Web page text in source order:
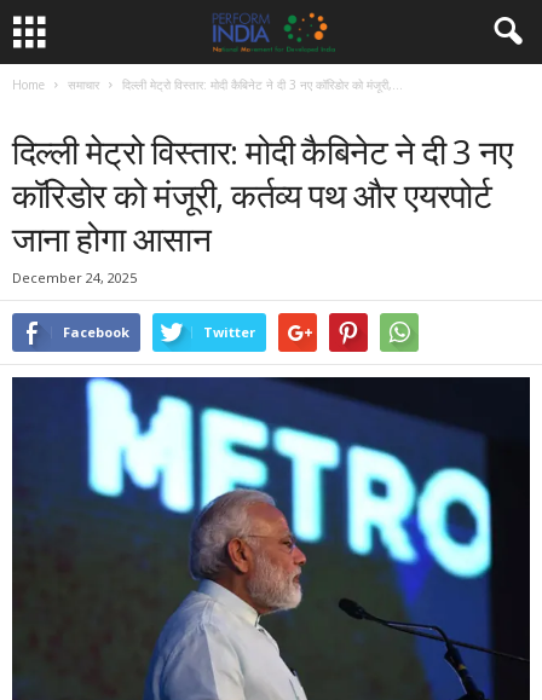
Home समाचार दिल्ली मेट्रो विस्तार: मोदी कैबिनेट ने दी 3 नए कॉरिडोर को मंजूरी,...
दिल्ली मेट्रो विस्तार: मोदी कैबिनेट ने दी 3 नए
कॉरिडोर को मंजूरी, कर्तव्य पथ और एयरपोर्ट
जाना होगा आसान
December 24, 2025
Facebook Twitter